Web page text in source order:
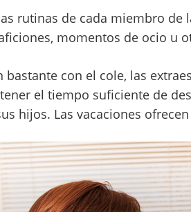
rutinas de cada miembro
momentos de ocio u
bastante con el cole, las
el tiempo suficiente de
hijos. Las vacaciones